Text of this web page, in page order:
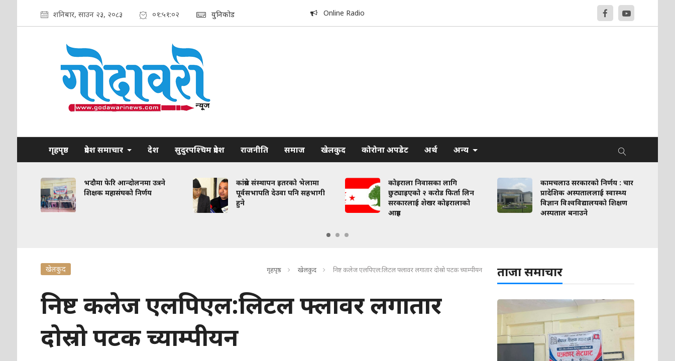
शनिबार, साउन २३, २०८३ ०१:५१:०४ युनिकोड Online Radio
गृहपृष्ठ प्रदेश समाचार देश सुदुरपश्चिम प्रदेश राजनीति समाज खेलकुद कोरोना अपडेट अर्थ अन्य
भदौमा फेरि आन्दोलनमा उत्रने
शिक्षक महासंघको निर्णय
कांग्रेस संस्थापन इतरको भेलामा
पूर्वसभापति देउवा पनि सहभागी
हुने
कोइराला निवासका लागि
छुट्याइएको २ करोड फिर्ता लिन
सरकारलाई शेखर कोइरालाको
आग्रह
कामचलाउ सरकारको निर्णय : चार
प्रादेशिक अस्पताललाई स्वास्थ्य
विज्ञान विश्वविद्यालयको शिक्षण
अस्पताल बनाउने
खेलकुद गृहपृष्ठ खेलकुद निष्ट कलेज एलपिएल:लिटल फ्लावर लगातार दोस्रो पटक च्याम्पीयन
निष्ट कलेज एलपिएल:लिटल फ्लावर लगातार
दोस्रो पटक च्याम्पीयन
ताजा समाचार